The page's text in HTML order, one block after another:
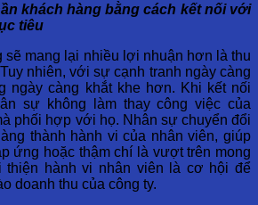
khách hàng bằng cách kết nối với
tiêu
sẽ mang lại nhiều lợi nhuận hơn là thu
nhiên, với sự cạnh tranh ngày càng
ngày càng khắt khe hơn. Khi kết nối
sự không làm thay công việc của
phối hợp với họ. Nhân sự chuyển đổi
thành hành vi của nhân viên, giúp
ứng hoặc thậm chí là vượt trên mong
thiện hành vi nhân viên là cơ hội để
doanh thu của công ty.